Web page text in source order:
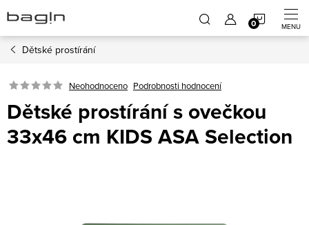
na
obsah
Dětské prostírání
Neohodnoceno Podrobnosti hodnocení
Dětské prostírání s ovečkou
33x46 cm KIDS ASA Selection